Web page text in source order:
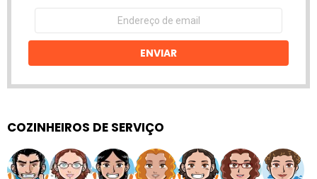
Endereço
email
ENVIAR
COZINHEIROS DE SERVIÇO